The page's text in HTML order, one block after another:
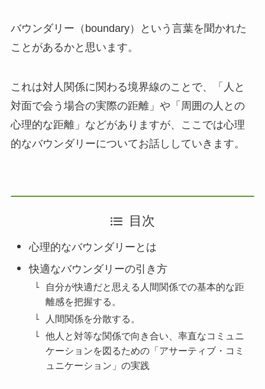
バウンダリー（boundary）という言葉を聞かれた
ことがあるかと思います。
これは対人関係に関わる境界線のことで、「人と
対面で会う場合の実際の距離」や「周囲の人との
心理的な距離」などがありますが、ここでは心理
的なバウンダリーについてお話ししていきます。
目次
心理的なバウンダリーとは
快適なバウンダリーの引き方
自分が快適だと思える人間関係での基本的な距
離感を把握する。
人間関係を分散する。
他人と対等な関係で向き合い、率直なコミュニ
ケーションを図るための「アサーティブ・コミ
ュニケーション」の実践